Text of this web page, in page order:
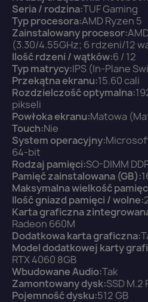
Seria / rodzina:TUF Gaming
Typ procesora:AMD Ryzen 5
Zainstalowany procesor:
(3.30/4.55GHz; 6 rdzeni/12
Ilość rdzeni / wątków:6 / 12
Typ matrycy:IPS (In-Plane
Przekątna ekranu:15.60 cali
Rozdzielczość optymalna:
pikseli
Powłoka ekranu:Matowa
Touch:Nie
System operacyjny:
64-bit
Rodzaj pamięci:SO-DIMM
Pamięć zainstalowana (GB):
Maksymalna wielkość
Ilość gniazd pamięci / wolne:
Karta graficzna
Radeon 660M
Dodatkowa karta graficzna:
Model dodatkowej karty
RTX 4060 8GB
Wbudowane Audio:Tak
Zamontowany dysk:SSD M.2
Pojemność dysku:512 GB
Zaloguj się
You need to be logged in to
wish list.
Anuluj